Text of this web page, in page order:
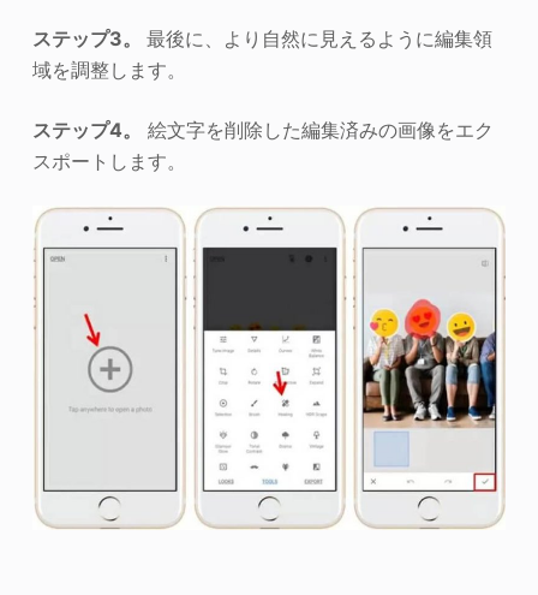
ステップ3。 最後に、より自然に見えるように編集領
域を調整します。
ステップ4。
絵文字を削除した編集済みの画像をエク
スポートします。